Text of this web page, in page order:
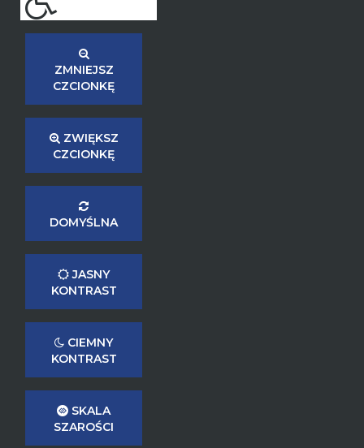
ZMNIEJSZ
CZCIONKĘ
ZWIĘKSZ
CZCIONKĘ
DOMYŚLNA
JASNY
KONTRAST
CIEMNY
KONTRAST
SKALA
SZAROŚCI